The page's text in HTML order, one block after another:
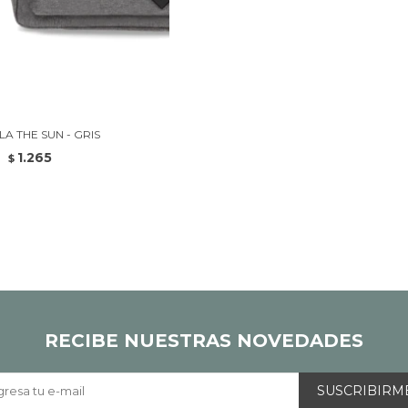
THE SUN - GRIS
$ 1.265
RECIBE NUESTRAS NOVEDADES